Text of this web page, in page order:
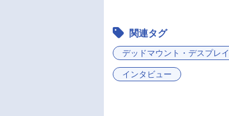
関連タグ
デッドマウント・デスプレイ
インタビュー